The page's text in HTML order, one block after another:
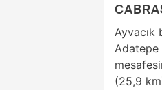
Ayvacık
Adatepe
(25,9